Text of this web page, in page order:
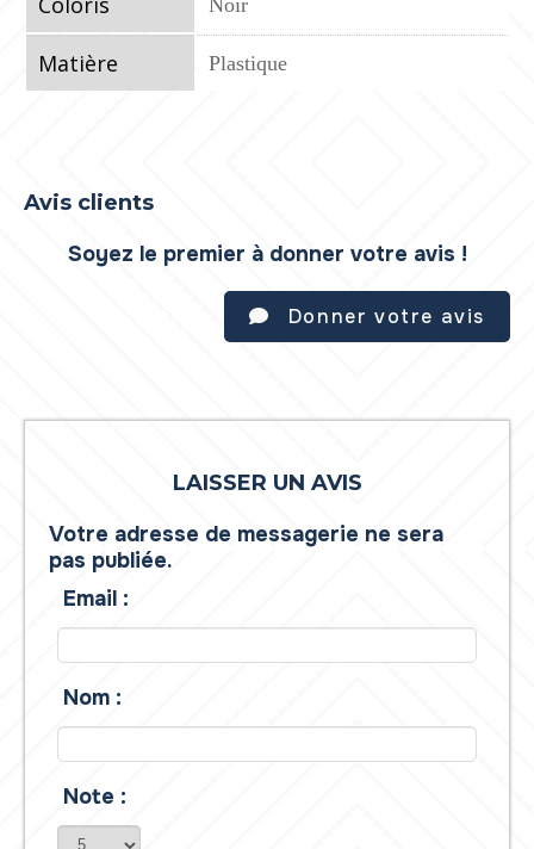
Matière Plastique
Avis clients
Soyez le premier à donner votre avis !
Donner votre avis
LAISSER UN AVIS
Votre adresse de messagerie ne sera
pas publiée.
Email :
Nom :
Note :